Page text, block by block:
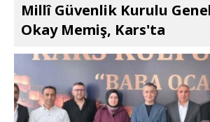
Millî Güvenlik Kurulu
Okay Memiş, Kars'ta